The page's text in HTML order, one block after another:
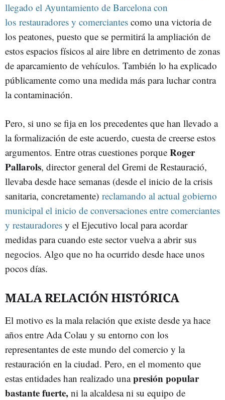
llegado el Ayuntamiento de Barcelona con
los restauradores y comerciantes como una victoria de
los peatones, puesto que se permitirá la ampliación de
estos espacios físicos al aire libre en detrimento de zonas
de aparcamiento de vehículos. También lo ha explicado
públicamente como una medida más para luchar contra
la contaminación.
Pero, si uno se fija en los precedentes que han llevado a
la formalización de este acuerdo, cuesta de creerse estos
argumentos. Entre otras cuestiones porque Roger
Pallarols, director general del Gremi de Restauració,
llevaba desde hace semanas (desde el inicio de la crisis
sanitaria, concretamente) reclamando al actual gobierno
municipal el inicio de conversaciones entre comerciantes
y restauradores y el Ejecutivo local para acordar
medidas para cuando este sector vuelva a abrir sus
negocios. Algo que no ha ocurrido desde hace unos
pocos días.
MALA RELACIÓN HISTÓRICA
El motivo es la mala relación que existe desde ya hace
años entre Ada Colau y su entorno con los
representantes de este mundo del comercio y la
restauración en la ciudad. Pero, en el momento que
estas entidades han realizado unapresión popular
bastante fuerte, ni la alcaldesa ni su equipo de